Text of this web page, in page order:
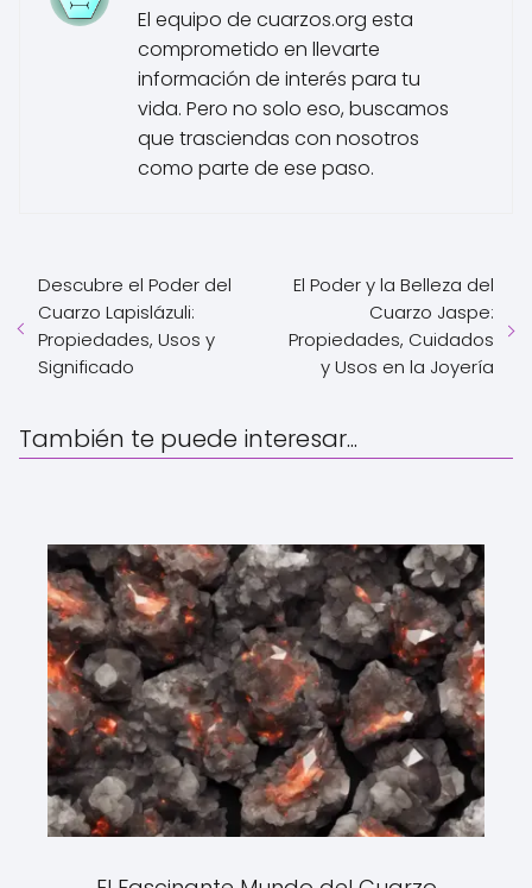
El equipo de cuarzos.org esta
comprometido en llevarte
información de interés para tu
vida. Pero no solo eso, buscamos
que trasciendas con nosotros
como parte de ese paso.
Descubre el Poder del
Cuarzo Lapislázuli:
Propiedades, Usos y
Significado
El Poder y la Belleza del
Cuarzo Jaspe:
Propiedades, Cuidados
y Usos en la Joyería
También te puede interesar...